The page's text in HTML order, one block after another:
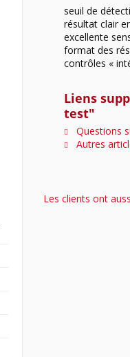
seuil de
résultat clair
excellente
format des
contrôles «
Liens
test"
Questions
Autres
Les clients ont